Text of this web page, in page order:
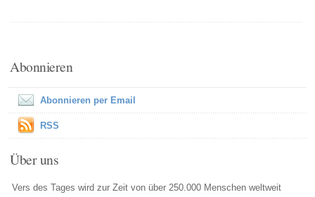
Abonnieren
Abonnieren per Email
RSS
Über uns
Vers des Tages wird zur Zeit von über 250.000 Menschen weltweit